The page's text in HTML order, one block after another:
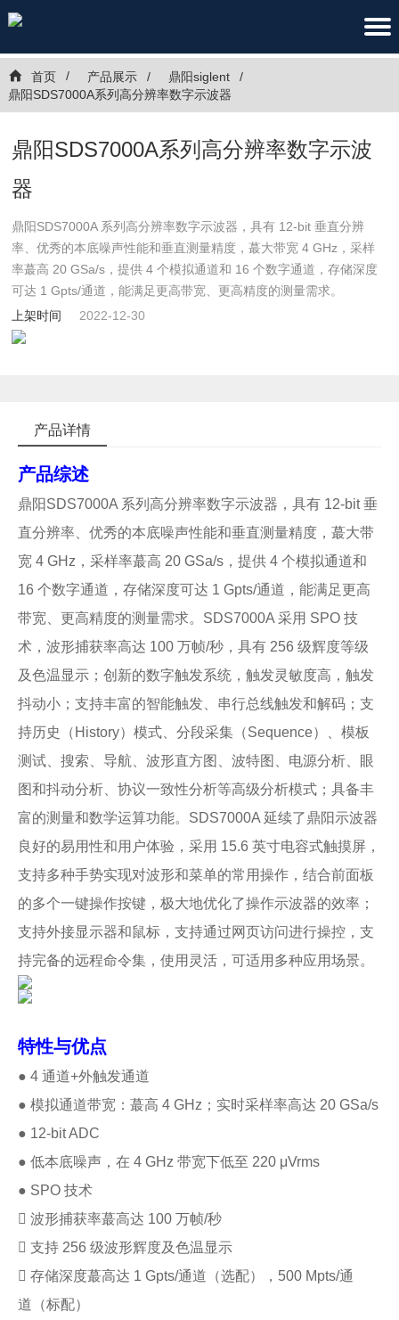
首页 产品展示
鼎阳siglent
鼎阳SDS7000A系列高分辨率数字示波器
鼎阳SDS7000A系列高分辨率数字示波
器
鼎阳SDS7000A 系列高分辨率数字示波器，具有 12-bit 垂直分辨
率、优秀的本底噪声性能和垂直测量精度，蕞大带宽 4 GHz，采样
率蕞高 20 GSa/s，提供 4 个模拟通道和 16 个数字通道，存储深度
可达 1 Gpts/通道，能满足更高带宽、更高精度的测量需求。
上架时间
2022-12-30
产品详情
产品综述
鼎阳SDS7000A 系列高分辨率数字示波器，具有 12-bit 垂
直分辨率、优秀的本底噪声性能和垂直测量精度，蕞大带
宽 4 GHz，采样率蕞高 20 GSa/s，提供 4 个模拟通道和
16 个数字通道，存储深度可达 1 Gpts/通道，能满足更高
带宽、更高精度的测量需求。SDS7000A 采用 SPO 技
术，波形捕获率高达 100 万帧/秒，具有 256 级辉度等级
及色温显示；创新的数字触发系统，触发灵敏度高，触发
抖动小；支持丰富的智能触发、串行总线触发和解码；支
持历史（History）模式、分段采集（Sequence）、模板
测试、搜索、导航、波形直方图、波特图、电源分析、眼
图和抖动分析、协议一致性分析等高级分析模式；具备丰
富的测量和数学运算功能。SDS7000A 延续了鼎阳示波器
良好的易用性和用户体验，采用 15.6 英寸电容式触摸屏，
支持多种手势实现对波形和菜单的常用操作，结合前面板
的多个一键操作按键，极大地优化了操作示波器的效率；
支持外接显示器和鼠标，支持通过网页访问进行操控，支
持完备的远程命令集，使用灵活，可适用多种应用场景。
特性与优点
● 4 通道+外触发通道
● 模拟通道带宽：蕞高 4 GHz；实时采样率高达 20 GSa/s
● 12-bit ADC
● 低本底噪声，在 4 GHz 带宽下低至 220 μVrms
● SPO 技术
 波形捕获率蕞高达 100 万帧/秒
 支持 256 级波形辉度及色温显示
 存储深度蕞高达 1 Gpts/通道（选配），500 Mpts/通
道（标配）